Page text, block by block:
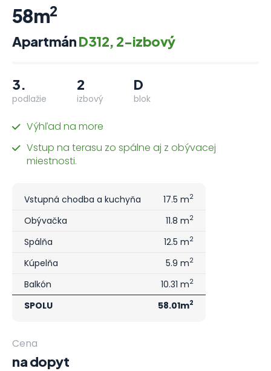
58m2
ApartmánD312, 2-izbový
3.
podlažie
2
izbový
D
blok
Výhľad na more
Vstup na terasu zo spálne aj z obývacej
miestnosti.
Vstupná chodba a kuchyňa 17.5 m2
Obývačka 11.8 m2
Spálňa 12.5 m2
Kúpelňa 5.9 m2
Balkón 10.31 m2
SPOLU 58.01m2
Cena
na dopyt